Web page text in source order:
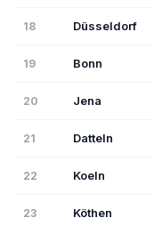
18 Düsseldorf
19 Bonn
20 Jena
21 Datteln
22 Koeln
23 Köthen